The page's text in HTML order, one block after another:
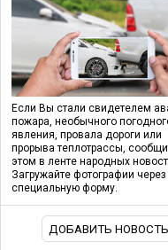
Если Вы стали свидетелем
пожара, необычного
явления, провала дороги или
прорыва теплотрассы,
этом в ленте народных
Загружайте фотографии через
специальную форму.
ДОБАВИТЬ НОВОСТЬ